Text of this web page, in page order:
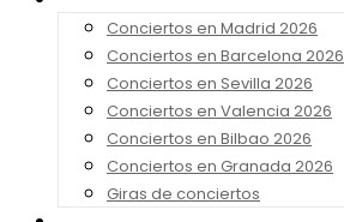
Conciertos en Madrid 2026
Conciertos en Barcelona 2026
Conciertos en Sevilla 2026
Conciertos en Valencia 2026
Conciertos en Bilbao 2026
Conciertos en Granada 2026
Giras de conciertos